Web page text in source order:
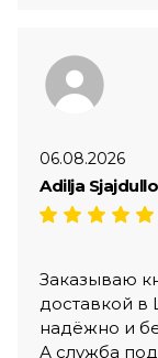
06.08.2026
Adilja
Заказываю
доставкой
надёжно и
А служба